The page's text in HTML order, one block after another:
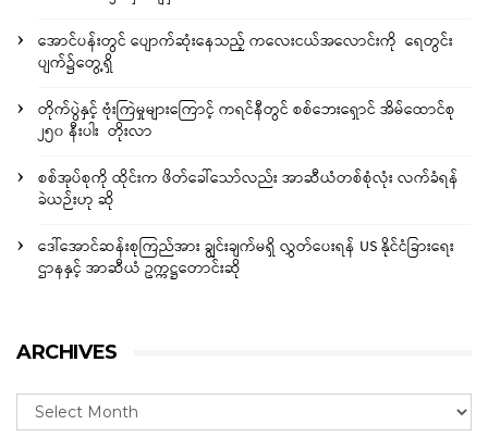
အောင်ပန်းတွင် ပျောက်ဆုံးနေသည့် ကလေးငယ်အလောင်းကို ရေတွင်း
ပျက်၌တွေ့ရှိ
တိုက်ပွဲနှင့် ဗုံးကြဲမှုများကြောင့် ကရင်နီတွင် စစ်ဘေးရှောင် အိမ်ထောင်စု
၂၅၀ နီးပါး တိုးလာ
စစ်အုပ်စုကို ထိုင်းက ဖိတ်ခေါ်သော်လည်း အာဆီယံတစ်စုံလုံး လက်ခံရန်
ခဲယဉ်းဟု ဆို
ဒေါ်အောင်ဆန်းစုကြည်အား ချွင်းချက်မရှိ လွှတ်ပေးရန် US နိုင်ငံခြားရေး
ဌာနနှင့် အာဆီယံ ဥက္ကဋ္ဌတောင်းဆို
ARCHIVES